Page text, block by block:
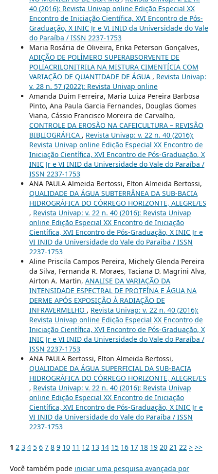
40 (2016): Revista Univap online Edição Especial XX
Encontro de Iniciação Científica, XVI Encontro de Pós-
Graduação, X INIC Jr e VI INID da Universidade do Vale
do Paraíba / ISSN 2237-1753
Maria Rosária de Oliveira, Erika Peterson Gonçalves,
ADIÇÃO DE POLÍMERO SUPERABSORVENTE DE
POLIACRILONITRILA NA MISTURA CIMENTÍCIA COM
VARIAÇÃO DE QUANTIDADE DE ÁGUA , Revista Univap:
v. 28 n. 57 (2022): Revista Univap online
Amanda Duim Ferreira, Maria Luiza Pereira Barbosa
Pinto, Ana Paula Garcia Fernandes, Douglas Gomes
Viana, Cássio Francisco Moreira de Carvalho,
CONTROLE DA EROSÃO NA CAFEICULTURA – REVISÃO
BIBLIOGRÁFICA , Revista Univap: v. 22 n. 40 (2016):
Revista Univap online Edição Especial XX Encontro de
Iniciação Científica, XVI Encontro de Pós-Graduação, X
INIC Jr e VI INID da Universidade do Vale do Paraíba /
ISSN 2237-1753
ANA PAULA Almeida Bertossi, Elton Almeida Bertossi,
QUALIDADE DA ÁGUA SUBTERRÂNEA DA SUB-BACIA
HIDROGRÁFICA DO CÓRREGO HORIZONTE, ALEGRE/ES
, Revista Univap: v. 22 n. 40 (2016): Revista Univap
online Edição Especial XX Encontro de Iniciação
Científica, XVI Encontro de Pós-Graduação, X INIC Jr e
VI INID da Universidade do Vale do Paraíba / ISSN
2237-1753
Aline Priscila Campos Pereira, Michely Glenda Pereira
da Silva, Fernanda R. Moraes, Taciana D. Magrini Alva,
Airton A. Martin, ANALISE DA VARIAÇÃO DA
INTENSIDADE ESPECTRAL DE PROTEÍNA E ÁGUA NA
DERME APÓS EXPOSIÇÃO À RADIAÇÃO DE
INFRAVERMELHO , Revista Univap: v. 22 n. 40 (2016):
Revista Univap online Edição Especial XX Encontro de
Iniciação Científica, XVI Encontro de Pós-Graduação, X
INIC Jr e VI INID da Universidade do Vale do Paraíba /
ISSN 2237-1753
ANA PAULA Bertossi, Elton Almeida Bertossi,
QUALIDADE DA ÁGUA SUPERFICIAL DA SUB-BACIA
HIDROGRÁFICA DO CÓRREGO HORIZONTE, ALEGRE/ES
, Revista Univap: v. 22 n. 40 (2016): Revista Univap
online Edição Especial XX Encontro de Iniciação
Científica, XVI Encontro de Pós-Graduação, X INIC Jr e
VI INID da Universidade do Vale do Paraíba / ISSN
2237-1753
1 2 3 4 5 6 7 8 9 10 11 12 13 14 15 16 17 18 19 20 21 22 > >>
Você também pode iniciar uma pesquisa avançada por